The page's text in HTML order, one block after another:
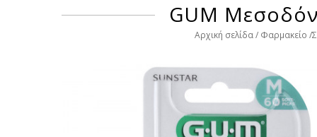
GUM
Αρχική σελίδα Φαρμακείο